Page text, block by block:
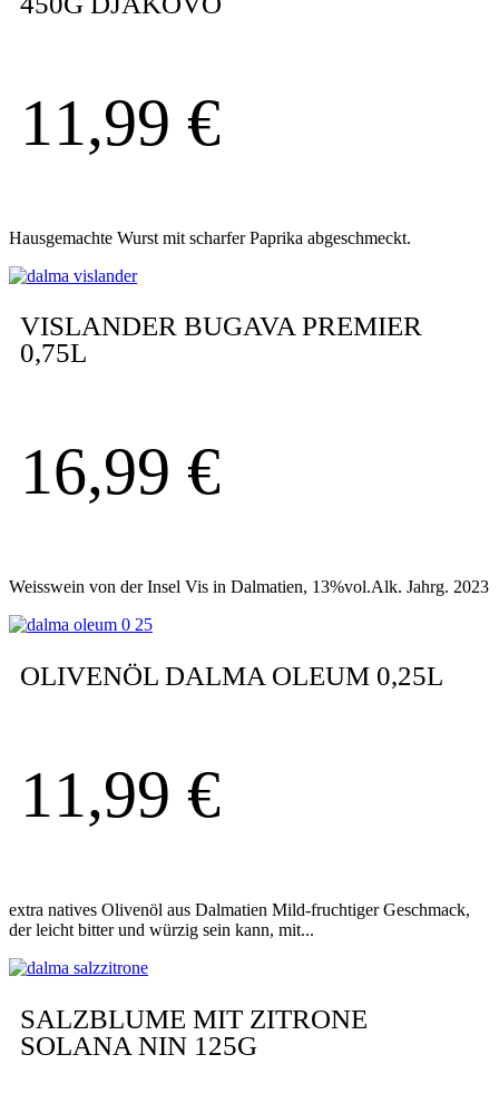
11,99 €
Hausgemachte Wurst mit scharfer Paprika abgeschmeckt.
VISLANDER BUGAVA PREMIER
0,75L
16,99 €
Weisswein von der Insel Vis in Dalmatien, 13%vol.Alk. Jahrg. 2023
OLIVENÖL DALMA OLEUM 0,25L
11,99 €
extra natives Olivenöl aus Dalmatien Mild-fruchtiger Geschmack,
der leicht bitter und würzig sein kann, mit...
SALZBLUME MIT ZITRONE
SOLANA NIN 125G